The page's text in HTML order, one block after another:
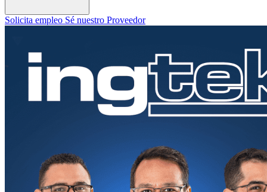
Solicita empleo Sé nuestro Proveedor